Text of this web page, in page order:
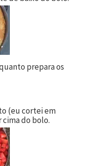
prepara os
(eu cortei em
do bolo.